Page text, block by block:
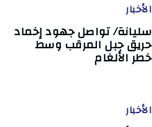
الأخبار
سليانة/ تواصل جهود إخماد
حريق جبل المرقب وسط
خطر الألغام
الأخبار